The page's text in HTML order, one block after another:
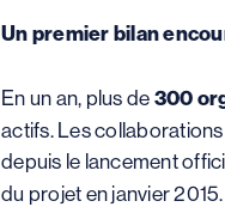
Un premier bilan
En un an, plus de 300
actifs. Les
depuis le lancement
du projet en janvier 2015.